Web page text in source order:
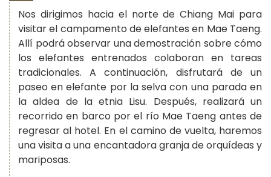
Nos dirigimos hacia el norte de Chiang Mai para
visitar el campamento de elefantes en Mae Taeng.
Allí podrá observar una demostración sobre cómo
los elefantes entrenados colaboran en tareas
tradicionales. A continuación, disfrutará de un
paseo en elefante por la selva con una parada en
la aldea de la etnia Lisu. Después, realizará un
recorrido en barco por el río Mae Taeng antes de
regresar al hotel. En el camino de vuelta, haremos
una visita a una encantadora granja de orquídeas y
mariposas.